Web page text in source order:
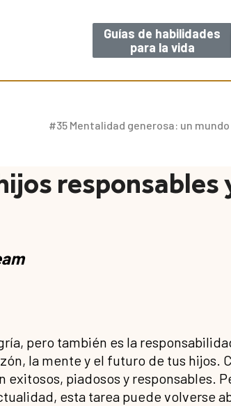
Guías de habilidades
para la vida
#35 Mentalidad generosa: un
responsables
pero también es la
la mente y el futuro de tus hijos.
exitosos, piadosos y responsables.
esta tarea puede volverse